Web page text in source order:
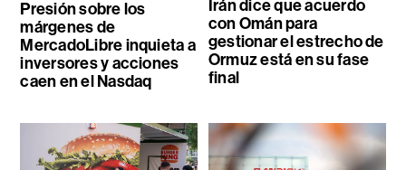
Presión sobre los
márgenes de
MercadoLibre inquieta a
inversores y acciones
caen en el Nasdaq
Irán dice que acuerdo
con Omán para
gestionar el estrecho de
Ormuz está en su fase
final